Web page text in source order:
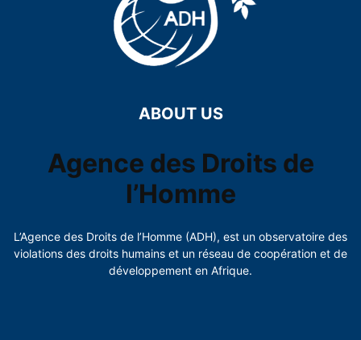
ABOUT US
Agence des Droits de
l’Homme
L’Agence des Droits de l’Homme (ADH), est un observatoire des
violations des droits humains et un réseau de coopération et de
développement en Afrique.